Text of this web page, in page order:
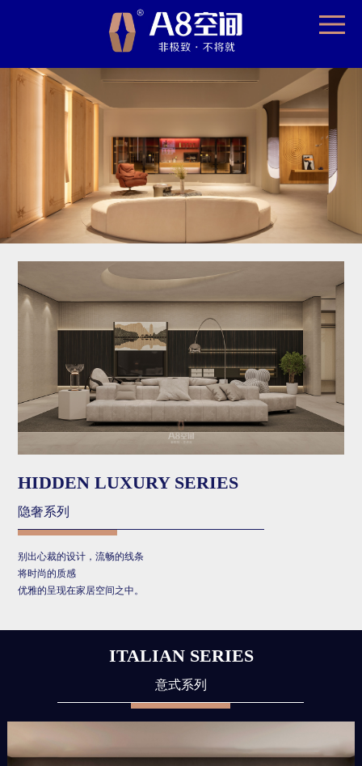
HIDDEN LUXURY SERIES
隐奢系列
别出心裁的设计，流畅的线条
将时尚的质感
优雅的呈现在家居空间之中。
ITALIAN SERIES
意式系列